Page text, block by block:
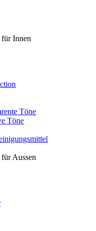
Innen
Töne
Töne
Aussen